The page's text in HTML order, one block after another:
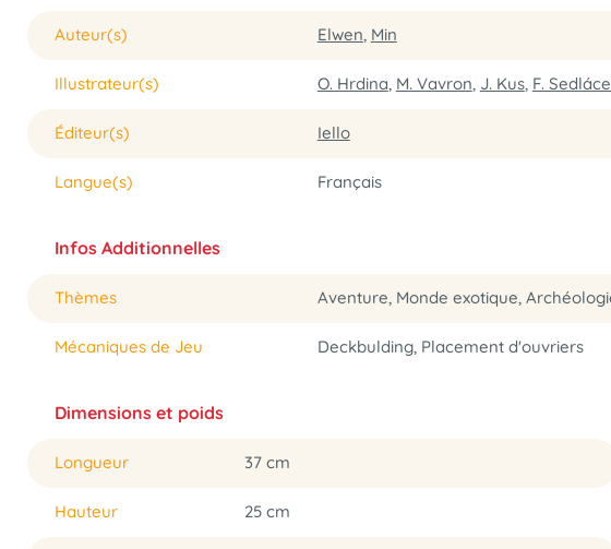
Auteur(s) Elwen, Min
Illustrateur(s) O. Hrdina, M. Vavron, J. Kus, F.
Éditeur(s) Iello
Langue(s) Français
Infos Additionnelles
Thèmes Aventure, Monde exotique,
Mécaniques de Jeu Deckbulding, Placement d'ouvriers
Dimensions et poids
Longueur 37 cm
Hauteur 25 cm